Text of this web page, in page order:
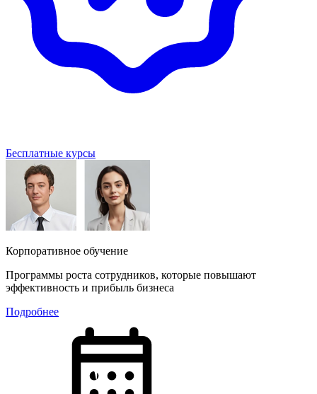
Бесплатные курсы
Корпоративное обучение
Программы роста сотрудников, которые повышают
эффективность и прибыль бизнеса
Подробнее